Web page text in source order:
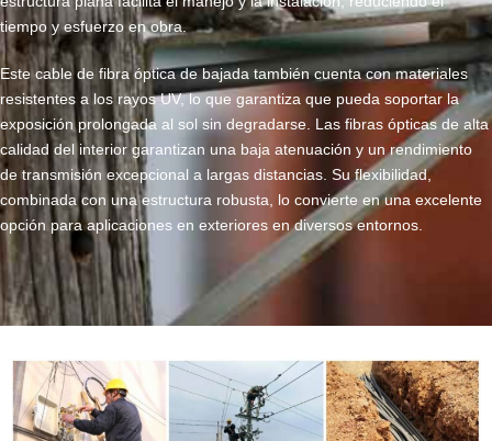
tiempo y esfuerzo en obra.
Este cable de fibra óptica de bajada también cuenta con materiales
resistentes a los rayos UV, lo que garantiza que pueda soportar la
exposición prolongada al sol sin degradarse. Las fibras ópticas de alta
calidad del interior garantizan una baja atenuación y un rendimiento
de transmisión excepcional a largas distancias. Su flexibilidad,
combinada con una estructura robusta, lo convierte en una excelente
opción para aplicaciones en exteriores en diversos entornos.